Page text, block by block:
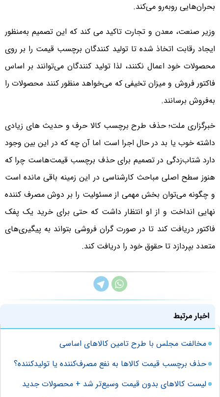
بحران‌هایی روبه‌رو می‌کند.
وزیر صنعت، معدن و تجارت تاکید می کند که این تصمیم به‌منظور
ایجاد رقابت اتخاذ شده تا تولید کنندگان برچسب قیمت را بر روی
محصولات خود اعمال نکنند، لذا تولید کنندگان می‌توانند بر اساس
فاکتور فروش و میزان تخیفی که می‌‎‌خواهد منظور کنند محصولات را
به‌فروش برسانند.
خبرگزاری ملت؛ حذف طرح برچسب کالا حرف و حدیث های زیادی
داشته خوب یا بد در حال اجرا است اما آن چه که در این بین وجود
دارد شتاب‌زدگی در تصمیم برای حذف برچسب قیمت‌هاست چرا که
هنوز سطح اصلی مباحث کارشناسی در این زمینه باقی مانده است
و چگونه می‌توان بخش مهمی از مسئولیت را بر دوش مصرف کننده
نهایی انداخت و از او انتظار داشت که حتی برای خرید یک پفک
فاکتور دریافت کند تا در صورت گران فروشی بتواند به پیگیری‌های
متعدد بپردازد تا حقوق خود را دریافت کند.
اخبار مرتبط
مخالفت مجلس با طرح تامین کالاهای اساسی
حذف برچسب قیمت کالاها به نفع مصرف‌کننده یا تولیدکننده؟
لیست کالاهای بدون قیمت وسیع‌تر شد + محصولات جدید